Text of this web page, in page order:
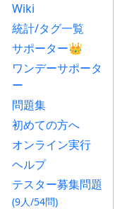
Wiki
統計/タグ一覧
サポーター👑
ワンデーサポータ
ー
問題集
初めての方へ
オンライン実行
ヘルプ
テスター募集問題
(9人/54問)